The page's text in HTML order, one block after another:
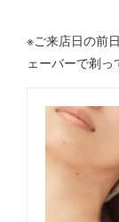
※ご来店日の前
ェーバーで剃っ